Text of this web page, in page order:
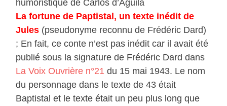
humoristique de Carlos d’Aguila
La fortune de Paptistal, un texte inédit de
Jules (pseudonyme reconnu de Frédéric Dard)
; En fait, ce conte n’est pas inédit car il avait été
publié sous la signature de Frédéric Dard dans
La Voix Ouvrière n°21du 15 mai 1943. Le nom
du personnage dans le texte de 43 était
Baptistal et le texte était un peu plus long que